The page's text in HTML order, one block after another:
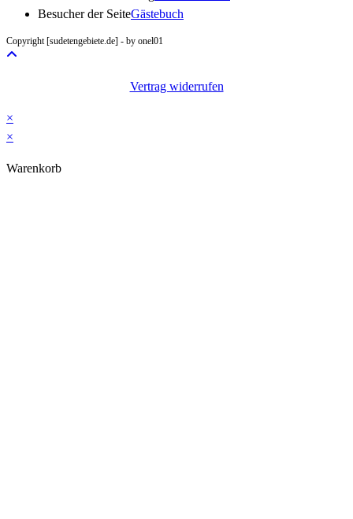
Besucher der SeiteGästebuch
Copyright [sudetengebiete.de] - by onel01
Vertrag widerrufen
×
×
Warenkorb